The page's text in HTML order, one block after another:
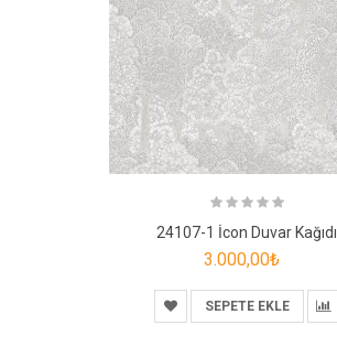
24107-1 İcon Duvar Kağıdı
3.000,00₺
SEPETE EKLE